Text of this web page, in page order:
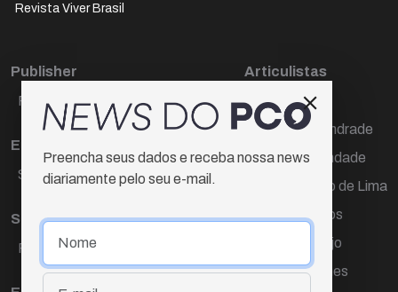
Revista Viver Brasil
Publisher
Paulo Cesar de Oliveira
Editora Chefe
Sueli Cotta
Sub-editora
Raquel Ayres
Articulistas
Décio Freire
Dr Marcos Andrade
Hamilton Trindade
Igor Carvalho de Lima
Mario Campos
Renata Araújo
Wagner Gomes
Preencha seus dados e receba nossa news
diariamente pelo seu e-mail.